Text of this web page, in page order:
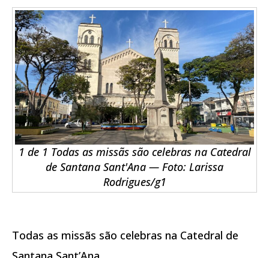
1 de 1 Todas as missãs são celebras na Catedral
de Santana Sant'Ana — Foto: Larissa
Rodrigues/g1
Todas as missãs são celebras na Catedral de